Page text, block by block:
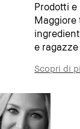
Prodotti
Maggiore
e
Scopri di